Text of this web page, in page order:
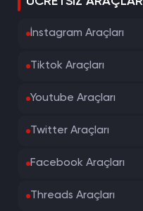
İnstagram Araçları
Tiktok Araçları
Youtube Araçları
Twitter Araçları
Facebook Araçları
Threads Araçları